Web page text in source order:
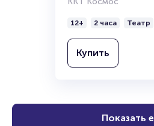
12+ 2 часа Театр
Купить
Показать